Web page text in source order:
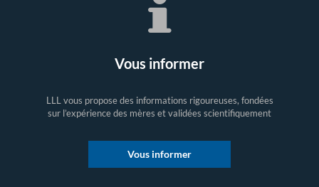
Vous informer
LLL vous propose des informations rigoureuses, fondées
sur l’expérience des mères et validées scientifiquement
Vous informer